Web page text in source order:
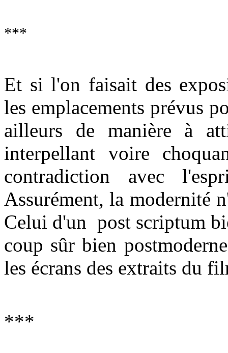
***
Et si l'on faisait des
les emplacements prévus
ailleurs de manière à
interpellant voire
contradiction avec
Assurément, la modernité
Celui d'un post scriptum
coup sûr bien
les écrans des extraits du
***